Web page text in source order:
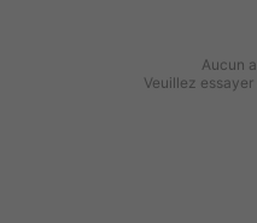
Aucun
Veuillez